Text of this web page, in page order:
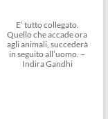
E’ tutto collegato.
Quello che accade ora
agli animali, succederà
in seguito all’uomo. –
Indira Gandhi